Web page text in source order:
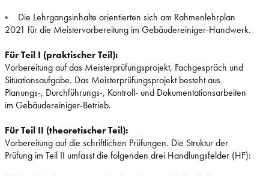
Die Lehrgangsinhalte orientierten sich am Rahmenlehrplan
2021 für die Meistervorbereitung im Gebäudereiniger-Handwerk.
Für Teil I (praktischer Teil):
Vorbereitung auf das Meisterprüfungsprojekt, Fachgespräch und
Situationsaufgabe. Das Meisterprüfungsprojekt besteht aus
Planungs-, Durchführungs-, Kontroll- und Dokumentationsarbeiten
im Gebäudereiniger-Betrieb.
Für Teil II (theoretischer Teil):
Vorbereitung auf die schriftlichen Prüfungen. Die Struktur der
Prüfung im Teil II umfasst die folgenden drei Handlungsfelder (HF):